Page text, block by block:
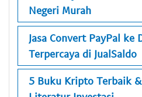
Negeri Murah
Jasa Convert PayPal ke
Terpercaya di JualSaldo
5 Buku Kripto Terbaik